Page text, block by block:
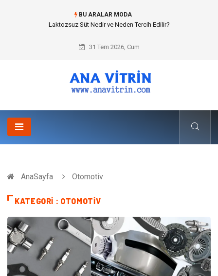
BU ARALAR MODA
Cold mix asphalt plant (Soğuk Asfalt Plenti) ile Yol Yapımında Çevreci ve
31 Tem 2026, Cum
AnaSayfa Otomotiv
KATEGORI : OTOMOTIV